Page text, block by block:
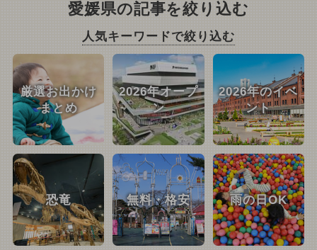
愛媛県の記事を絞り込む
人気キーワードで絞り込む
厳選お出かけ
まとめ
2026年オープ
ン
2026年のイベ
ント
恐竜 無料・格安 雨の日OK